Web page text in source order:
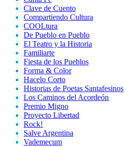
Clave de Cuento
Compartiendo Cultura
COOLtura
De Pueblo en Pueblo
El Teatro y la Historia
Familiarte
Fiesta de los Pueblos
Forma & Color
Hacelo Corto
Historias de Poetas Santafesinos
Los Caminos del Acordeón
Premio Migno
Proyecto Libertad
Rock!
Salve Argentina
Vademecum